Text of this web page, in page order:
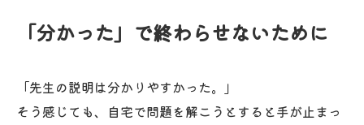
「分かった」で終わらせないために
「先生の説明は分かりやすかった。」
そう感じても、自宅で問題を解こうとすると手が止まっ